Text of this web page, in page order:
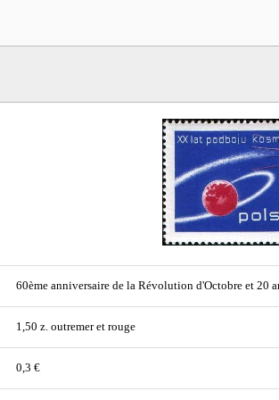
60ème anniversaire de la Révolution d'Octobre et 20
1,50 z. outremer et rouge
0,3 €